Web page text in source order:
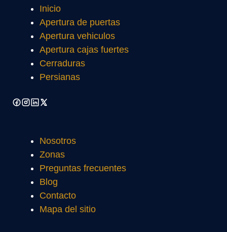
Inicio
Apertura de puertas
Apertura vehiculos
Apertura cajas fuertes
Cerraduras
Persianas
Nosotros
Zonas
Preguntas frecuentes
Blog
Contacto
Mapa del sitio